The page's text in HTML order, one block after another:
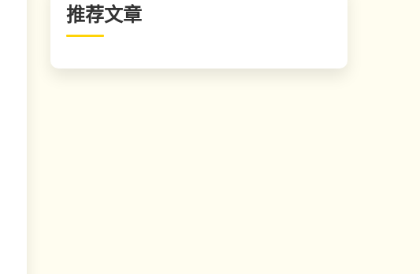
推荐文章